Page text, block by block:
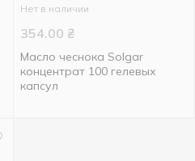
Нет в наличии
354.00 ₴
Масло чеснока Solgar
концентрат 100 гелевых
капсул